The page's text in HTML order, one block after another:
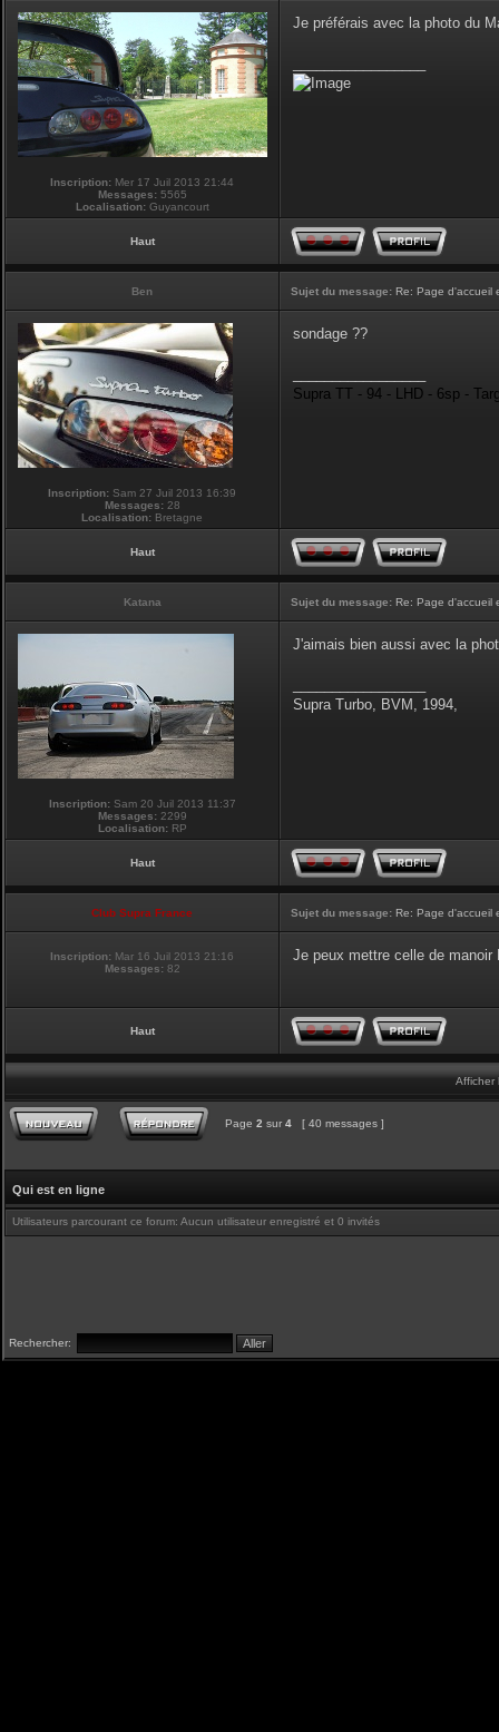
Inscription: Mer 17 Juil 2013 21:44
Messages: 5565
Localisation: Guyancourt
Je préférais avec la photo du
Haut
Ben Sujet du message: Re: Page d'accueil
Inscription: Sam 27 Juil 2013 16:39
Messages: 28
Localisation: Bretagne
sondage ??
Supra TT - 94 - LHD - 6sp -
Haut
Katana Sujet du message: Re: Page d'accueil
Inscription: Sam 20 Juil 2013 11:37
Messages: 2299
Localisation: RP
J'aimais bien aussi avec la
Supra Turbo, BVM, 1994,
Haut
Club Supra France Sujet du message: Re: Page d'accueil
Inscription: Mar 16 Juil 2013 21:16
Messages: 82
Je peux mettre celle de
Haut
Afficher
Page 2 sur 4 [ 40 messages ]
Qui est en ligne
Utilisateurs parcourant ce forum: Aucun utilisateur enregistré et 0 invités
Rechercher: